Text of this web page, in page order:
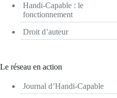
Handi-Capable : le
fonctionnement
Droit d’auteur
Le réseau en action
Journal d’Handi-Capable